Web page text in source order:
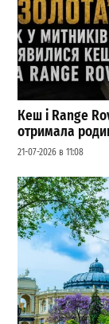
Кеш і Range
отримала
21-07-2026 в 11:08